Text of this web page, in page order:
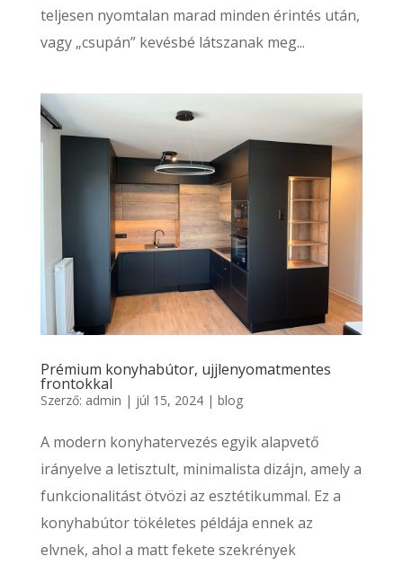
teljesen nyomtalan marad minden érintés után,
vagy „csupán” kevésbé látszanak meg...
Prémium konyhabútor, ujjlenyomatmentes
frontokkal
Szerző: admin | júl 15, 2024| blog
A modern konyhatervezés egyik alapvető
irányelve a letisztult, minimalista dizájn, amely a
funkcionalitást ötvözi az esztétikummal. Ez a
konyhabútor tökéletes példája ennek az
elvnek, ahol a matt fekete szekrények